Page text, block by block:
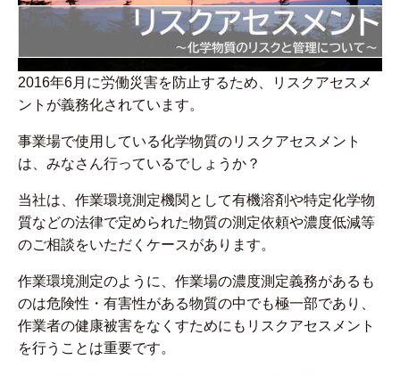
2016年6月に労働災害を防止するため、リスクアセスメ
ントが義務化されています。
事業場で使用している化学物質のリスクアセスメント
は、みなさん行っているでしょうか？
当社は、作業環境測定機関として有機溶剤や特定化学物
質などの法律で定められた物質の測定依頼や濃度低減等
のご相談をいただくケースがあります。
作業環境測定のように、作業場の濃度測定義務があるも
のは危険性・有害性がある物質の中でも極一部であり、
作業者の健康被害をなくすためにもリスクアセスメント
を行うことは重要です。